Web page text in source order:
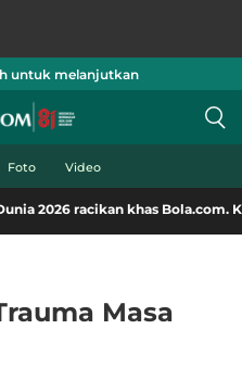
untuk melanjutkan
Foto Video
khas Bola.com. Klik di sini!
Masa